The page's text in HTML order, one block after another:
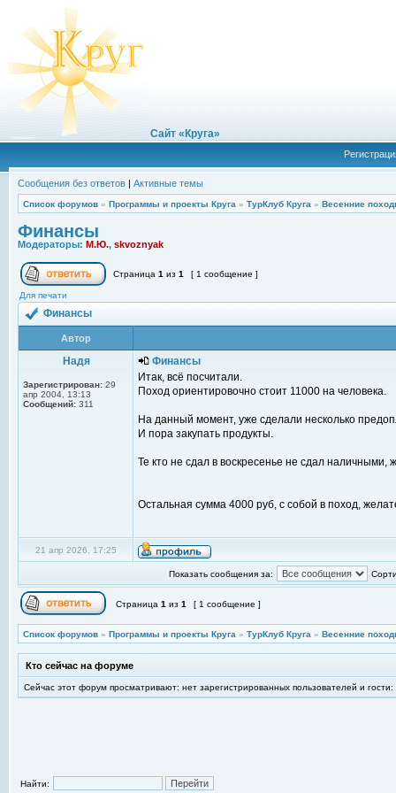
Сайт «Круга»
Сообщения без ответов | Активные темы
Список форумов » Программы и проекты Круга » ТурКлуб Круга » Весенние
Финансы
Модераторы: М.Ю., skvoznyak
Страница 1 из 1 [ 1 сообщение ]
Для печати
Финансы
Автор
Надя
Зарегистрирован: 29
апр 2004, 13:13
Сообщений: 311
Финансы
Итак, всё посчитали.
Поход ориентировочно стоит 11000 на человека.
На данный момент, уже сделали несколько
И пора закупать продукты.
Те кто не сдал в воскресенье не сдал наличными,
Остальная сумма 4000 руб, с собой в поход,
21 апр 2026, 17:25
Показать сообщения за:
Страница 1 из 1 [ 1 сообщение ]
Список форумов » Программы и проекты Круга » ТурКлуб Круга » Весенние
Кто сейчас на форуме
Сейчас этот форум просматривают: нет зарегистрированных пользователей и гости:
Найти: